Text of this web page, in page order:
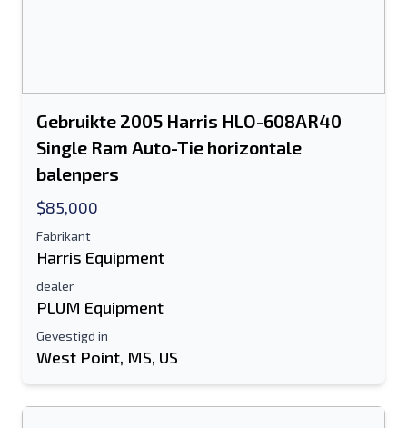
Gebruikte 2005 Harris HLO-608AR40
Single Ram Auto-Tie horizontale
balenpers
$85,000
Fabrikant
Harris Equipment
dealer
PLUM Equipment
Gevestigd in
West Point, MS, US